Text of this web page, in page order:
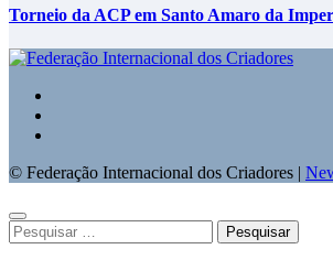
Torneio da ACP em Santo Amaro da
© Federação Internacional dos Criadores |
Pesquisar
por: